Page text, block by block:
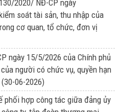
2020/ NĐ-CP ngày
soát tài sản, thu nhập của
cơ quan, tổ chức, đơn vị
ngày 15/5/2026 của Chính phủ
người có chức vụ, quyền hạn
(30-06-2026)
phối hợp công tác giữa đảng ủy